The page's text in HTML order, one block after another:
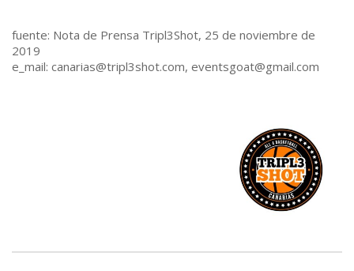
fuente: Nota de Prensa Tripl3Shot, 25 de noviembre de
2019
e_mail: canarias@tripl3shot.com, eventsgoat@gmail.com